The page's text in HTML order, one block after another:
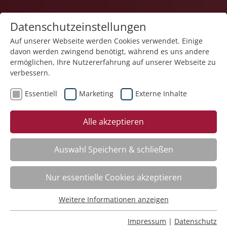
1
Veranstaltung "Arbeits- und Gesundheitsschutz –
Fresh-up-Seminar für Sicherheitsbeauftragte" (Nr.
01) wurde in den Warenkorb gelegt.
Fachbereich
ADHS. Aufmerksamkeitsdefizit-Hyperaktivitätsstörung
261101
Datenschutzeinstellungen
Auf unserer Webseite werden Cookies verwendet. Einige
davon werden zwingend benötigt, während es uns andere
ermöglichen, Ihre Nutzererfahrung auf unserer Webseite zu
verbessern.
Essentiell Marketing Externe Inhalte
Alle akzeptieren
Auswahl Speichern & schließen
Nur essentielle Cookies akzeptieren
Essentielle Cookies werden für grundlegende Funktionen
Weitere Informationen anzeigen
Impressum | Datenschutz